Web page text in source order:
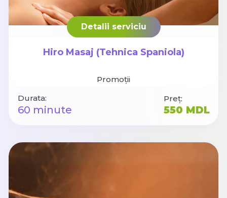
Detalii serviciu
Hiro Masaj (Tehnica Spaniola)
Promoții
Durata:
60 minute
Preț:
550 MDL